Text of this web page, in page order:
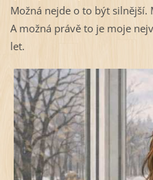
Možná nejde o to být
A možná právě to je moje
let.